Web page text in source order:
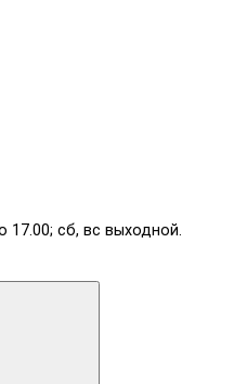
17.00; сб, вс выходной.